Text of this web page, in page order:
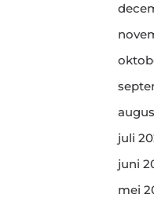
juli
juni
mei